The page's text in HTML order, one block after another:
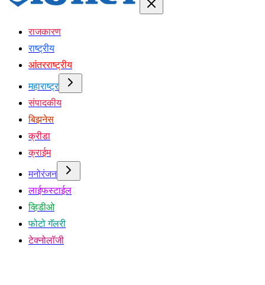
राजकारण
राष्ट्रीय
आंतरराष्ट्रीय
महाराष्ट्र
संपादकीय
बिझनेस
क्रीडा
क्राईम
मनोरंजन
लाईफस्टाईल
व्हिडीओ
फोटो गॅलरी
टेक्नोलॉजी